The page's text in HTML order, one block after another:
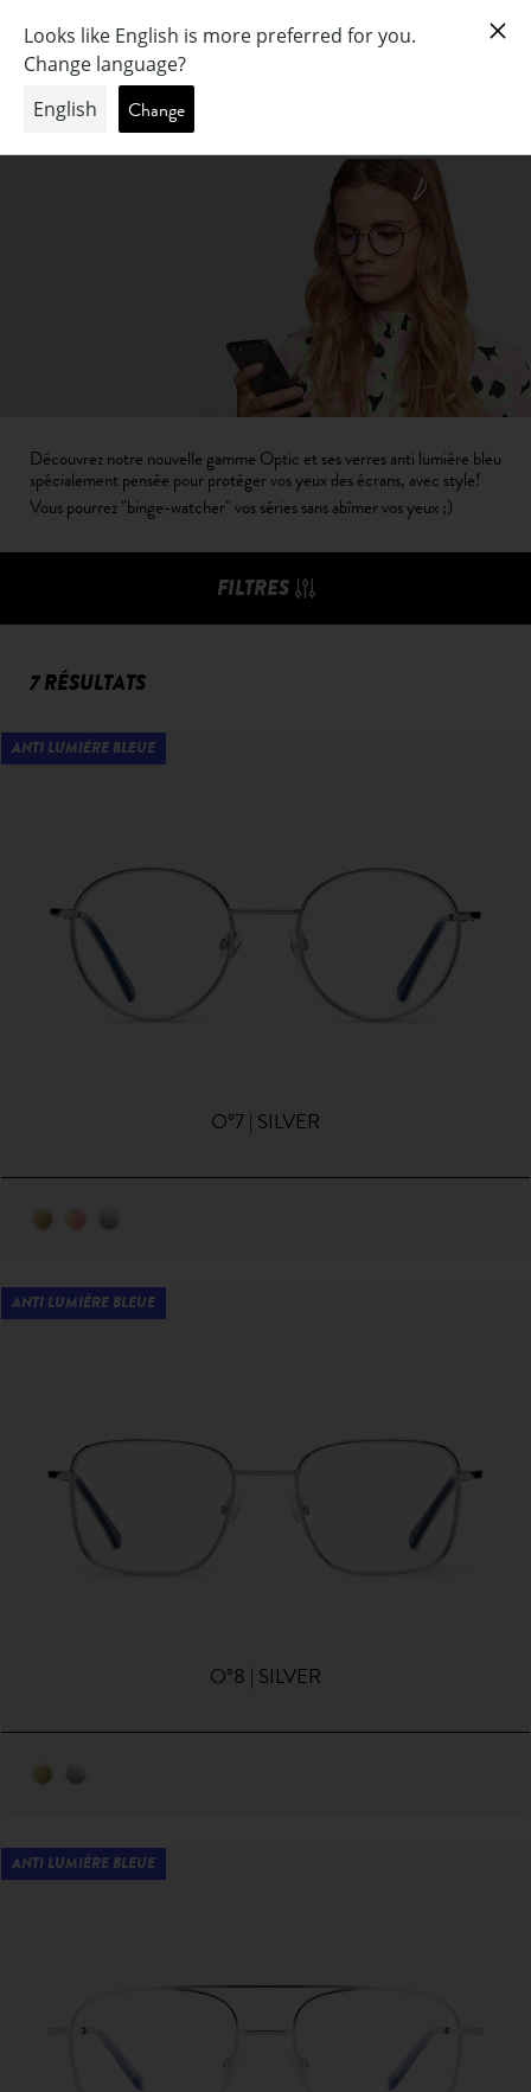
COLLECTION ÉCRANS
Découvrez notre nouvelle gamme Optic et ses verres anti lumière bleu
spécialement pensée pour protéger vos yeux des écrans, avec style!
Vous pourrez "binge-watcher" vos séries sans abîmer vos yeux ;)
FILTRES
7 RÉSULTATS
ANTI LUMIÈRE BLEUE
O°7 | SILVER
ANTI LUMIÈRE BLEUE
O°8 | SILVER
ANTI LUMIÈRE BLEUE